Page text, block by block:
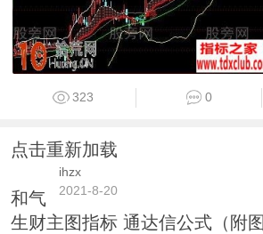
323 0
点击重新加载
ihzx
2021-8-20
和气
生财主图指标 通达信公式（附图